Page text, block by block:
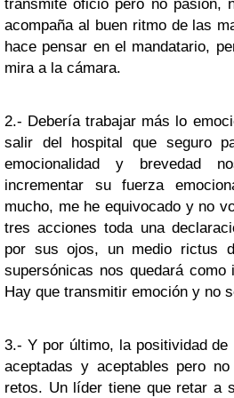
transmite oficio pero no pasión,
acompaña al buen ritmo de las
hace pensar en el mandatario,
mira a la cámara.
2.- Debería trabajar más lo
salir del hospital que seguro
emocionalidad y brevedad
incrementar su fuerza
mucho, me he equivocado y no
tres acciones toda una
por sus ojos, un medio rictus
supersónicas nos quedará
Hay que transmitir emoción y no
3.- Y por último, la positividad
aceptadas y aceptables pero
retos. Un líder tiene que retar a